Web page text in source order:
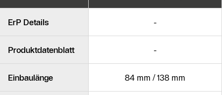
ErP Details -
Produktdatenblatt -
Einbaulänge 84 mm / 138 mm